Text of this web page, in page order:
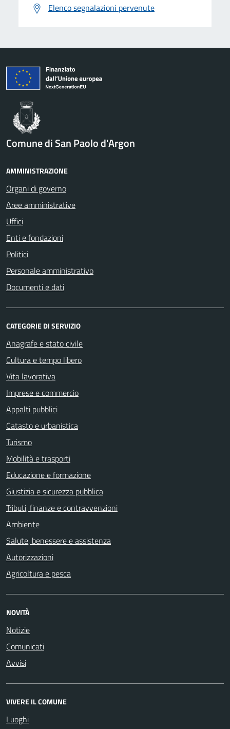
Elenco segnalazioni pervenute
Comune di San Paolo d'Argon
AMMINISTRAZIONE
Organi di governo
Aree amministrative
Uffici
Enti e fondazioni
Politici
Personale amministrativo
Documenti e dati
CATEGORIE DI SERVIZIO
Anagrafe e stato civile
Cultura e tempo libero
Vita lavorativa
Imprese e commercio
Appalti pubblici
Catasto e urbanistica
Turismo
Mobilità e trasporti
Educazione e formazione
Giustizia e sicurezza pubblica
Tributi, finanze e contravvenzioni
Ambiente
Salute, benessere e assistenza
Autorizzazioni
Agricoltura e pesca
NOVITÀ
Notizie
Comunicati
Avvisi
VIVERE IL COMUNE
Luoghi